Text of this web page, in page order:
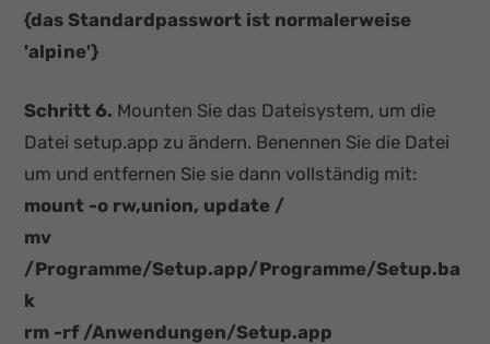
{das Standardpasswort ist normalerweise
'alpine'}
Schritt 6. Mounten Sie das Dateisystem, um die
Datei setup.app zu ändern. Benennen Sie die Datei
um und entfernen Sie sie dann vollständig mit:
mount -o rw,union, update /
mv
/Programme/Setup.app/Programme/Setup.ba
k
rm -rf /Anwendungen/Setup.app